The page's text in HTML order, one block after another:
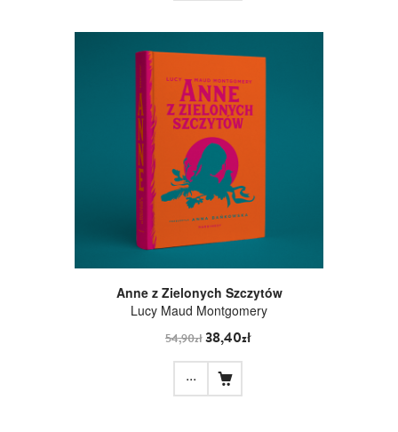
Anne z Zielonych Szczytów
Lucy Maud Montgomery
54,90zł38,40zł
...